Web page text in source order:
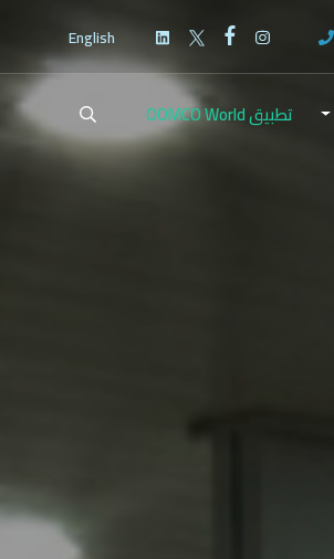
English
تطبيق OOMCO World